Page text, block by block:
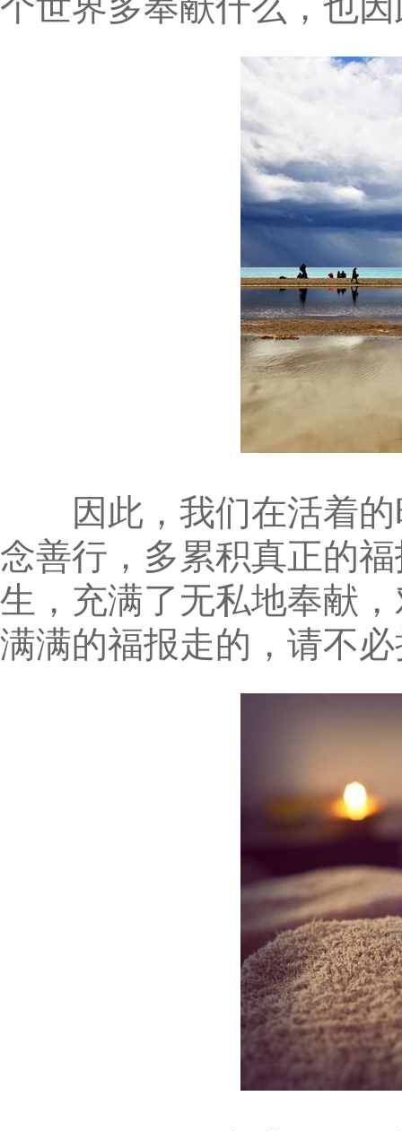
因此，我们在活着的
念善行，多累积真正的
生，充满了无私地奉献
满满的福报走的，请不